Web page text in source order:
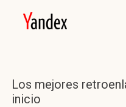
Los mejores
inicio